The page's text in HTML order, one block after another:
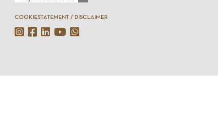
COOKIESTATEMENT / DISCLAIMER